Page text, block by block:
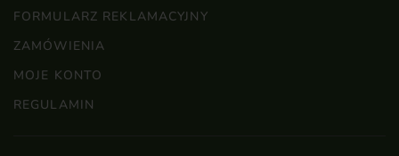
FORMULARZ REKLAMACYJNY
ZAMÓWIENIA
MOJE KONTO
REGULAMIN